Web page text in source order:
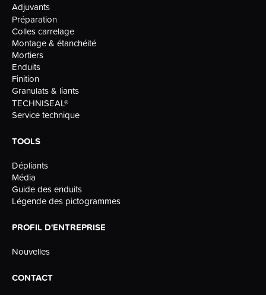
Adjuvants
Préparation
Colles carrelage
Montage & étanchéité
Mortiers
Enduits
Finition
Granulats & liants
TECHNISEAL®
Service technique
TOOLS
Dépliants
Média
Guide des enduits
Légende des pictogrammes
PROFIL D'ENTREPRISE
Nouvelles
CONTACT